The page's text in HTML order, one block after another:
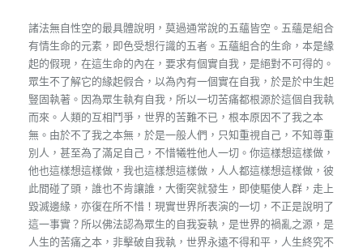
諸法無自性空的最具體說明，莫過通常說的五蘊皆空。五蘊是組合
有情生命的元素，即色受想行識的五者。五蘊組合的生命，本是緣
起的假現，在這生命的內在，要求有個實自我，是絕對不可得的。
眾生不了解它的緣起假合，以為內有一個實在自我，於是於中生起
豎固執著。因為眾生執有自我，所以一切苦痛都根源於這個自我執
而來。人類的互相鬥爭，世界的苦難不已，根本原因不了我之本
無。由於不了我之本無，於是一般人們，只知重視自己，不知尊重
別人，甚至為了滿足自己，不惜犧牲他人一切。你這樣想這樣做，
他也這樣想這樣做，我也這樣想這樣做，人人都這樣想這樣做，彼
此間碰了頭，誰也不肯讓誰，大衝突就發生，即使驅使人群，走上
毀滅邊緣，亦復在所不惜！現實世界所表演的一切，不正是說明了
這一事實？所以佛法認為眾生的自我妄執，是世界的禍亂之源，是
人生的苦痛之本，非擊破自我執，世界永遠不得和平，人生終究不